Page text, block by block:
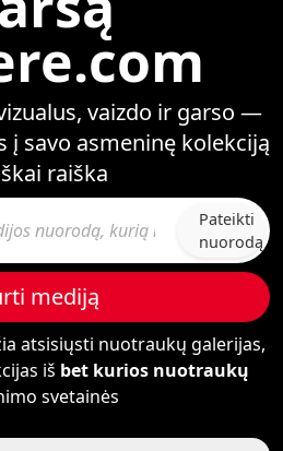
vaizdo ir garso —
į savo asmeninę kolekciją
raiška
Pateikti
nuorodą
mediją
atsisiųsti nuotraukų galerijas,
iš bet kurios nuotraukų
svetainės